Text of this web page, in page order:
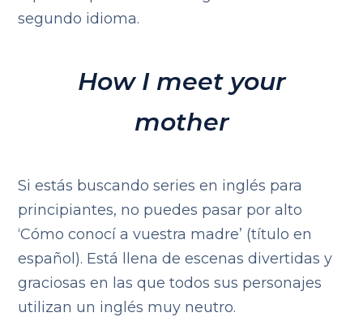
segundo idioma.
How I meet your
mother
Si estás buscando series en inglés para
principiantes, no puedes pasar por alto
‘Cómo conocí a vuestra madre’ (título en
español). Está llena de escenas divertidas y
graciosas en las que todos sus personajes
utilizan un inglés muy neutro.